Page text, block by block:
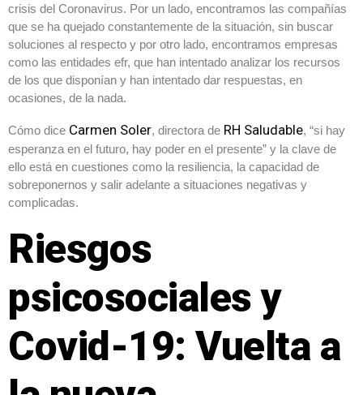
crisis del Coronavirus. Por un lado, encontramos las compañías
que se ha quejado constantemente de la situación, sin buscar
soluciones al respecto y por otro lado, encontramos empresas
como las entidades efr, que han intentado analizar los recursos
de los que disponían y han intentado dar respuestas, en
ocasiones, de la nada.
Cómo dice Carmen Soler, directora de RH Saludable, “si hay
esperanza en el futuro, hay poder en el presente” y la clave de
ello está en cuestiones como la resiliencia, la capacidad de
sobreponernos y salir adelante a situaciones negativas y
complicadas.
Riesgos
psicosociales y
Covid-19: Vuelta a